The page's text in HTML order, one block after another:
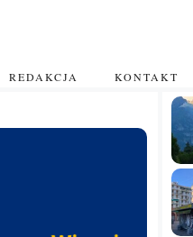
REDAKCJA KONTAKT